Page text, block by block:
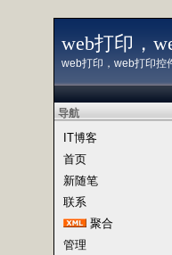
web打印，
web打印，web打印控
导航
IT博客
首页
新随笔
联系
聚合
管理